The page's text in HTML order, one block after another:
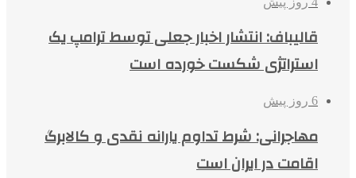
قالیباف: انتشار اخبار جعلی توسط ترامپ یک
استراتژی شکست خورده است
6 روز پیش
مهاجرانی: شرط تداوم یارانه نقدی و کالابرگ
اقامت در ایران است